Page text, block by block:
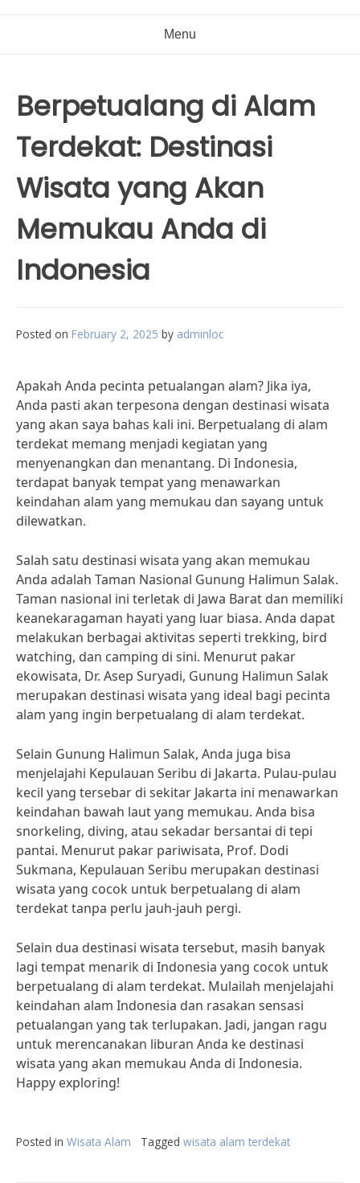
Menu
Berpetualang di Alam
Terdekat: Destinasi
Wisata yang Akan
Memukau Anda di
Indonesia
Posted on February 2, 2025 by adminloc
Apakah Anda pecinta petualangan alam? Jika iya,
Anda pasti akan terpesona dengan destinasi wisata
yang akan saya bahas kali ini. Berpetualang di alam
terdekat memang menjadi kegiatan yang
menyenangkan dan menantang. Di Indonesia,
terdapat banyak tempat yang menawarkan
keindahan alam yang memukau dan sayang untuk
dilewatkan.
Salah satu destinasi wisata yang akan memukau
Anda adalah Taman Nasional Gunung Halimun Salak.
Taman nasional ini terletak di Jawa Barat dan memiliki
keanekaragaman hayati yang luar biasa. Anda dapat
melakukan berbagai aktivitas seperti trekking, bird
watching, dan camping di sini. Menurut pakar
ekowisata, Dr. Asep Suryadi, Gunung Halimun Salak
merupakan destinasi wisata yang ideal bagi pecinta
alam yang ingin berpetualang di alam terdekat.
Selain Gunung Halimun Salak, Anda juga bisa
menjelajahi Kepulauan Seribu di Jakarta. Pulau-pulau
kecil yang tersebar di sekitar Jakarta ini menawarkan
keindahan bawah laut yang memukau. Anda bisa
snorkeling, diving, atau sekadar bersantai di tepi
pantai. Menurut pakar pariwisata, Prof. Dodi
Sukmana, Kepulauan Seribu merupakan destinasi
wisata yang cocok untuk berpetualang di alam
terdekat tanpa perlu jauh-jauh pergi.
Selain dua destinasi wisata tersebut, masih banyak
lagi tempat menarik di Indonesia yang cocok untuk
berpetualang di alam terdekat. Mulailah menjelajahi
keindahan alam Indonesia dan rasakan sensasi
petualangan yang tak terlupakan. Jadi, jangan ragu
untuk merencanakan liburan Anda ke destinasi
wisata yang akan memukau Anda di Indonesia.
Happy exploring!
Posted in Wisata Alam Tagged wisata alam terdekat